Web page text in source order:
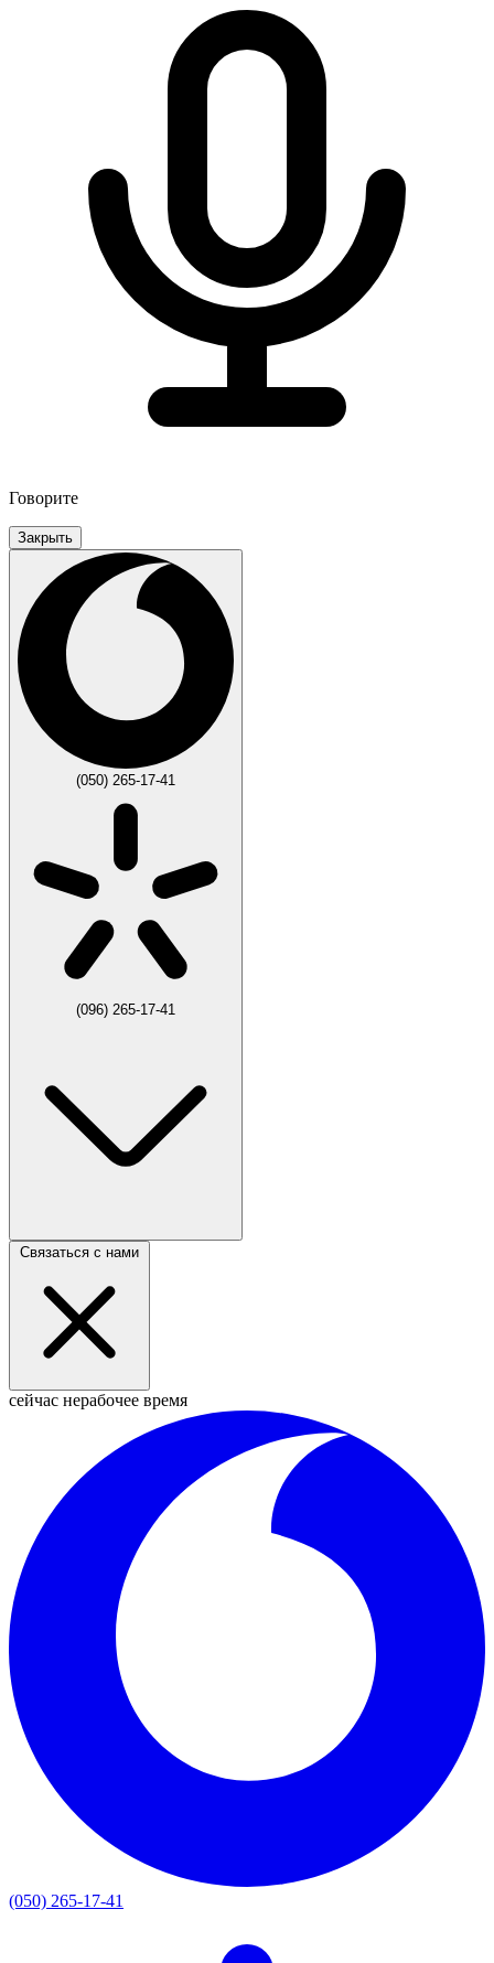
Говорите
Закрыть
(050) 265-17-41
(096) 265-17-41
Связаться с нами
сейчас нерабочее время
(050) 265-17-41